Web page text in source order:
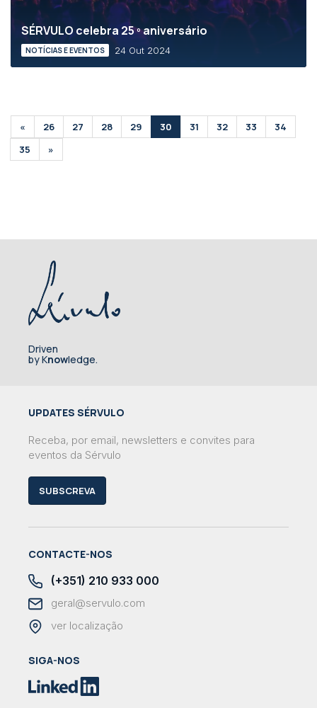
SÉRVULO celebra 25 º aniversário
NOTÍCIAS E EVENTOS 24 Out 2024
« 26 27 28 29 30 31 32 33
34
35
»
Driven
by Knowledge.
UPDATES SÉRVULO
Receba, por email, newsletters e convites para
eventos da Sérvulo
SUBSCREVA
CONTACTE-NOS
(+351) 210 933 000
geral@servulo.com
ver localização
SIGA-NOS